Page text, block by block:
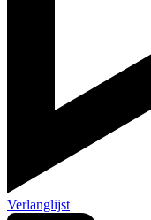
Verlanglijst